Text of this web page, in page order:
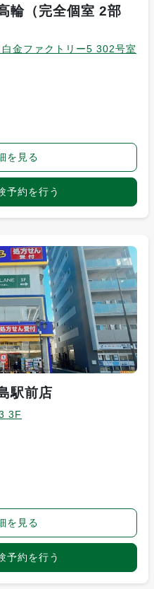
輪（完全個室 2部
金ファクトリー5 302号室
を見る
予約を行う
駅前店
3F
を見る
予約を行う